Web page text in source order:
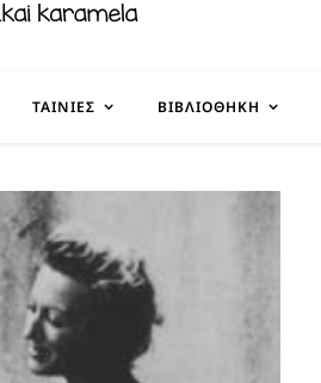
ΤΑΙΝΊΕΣ ΒΙΒΛΙΟΘΉΚΗ